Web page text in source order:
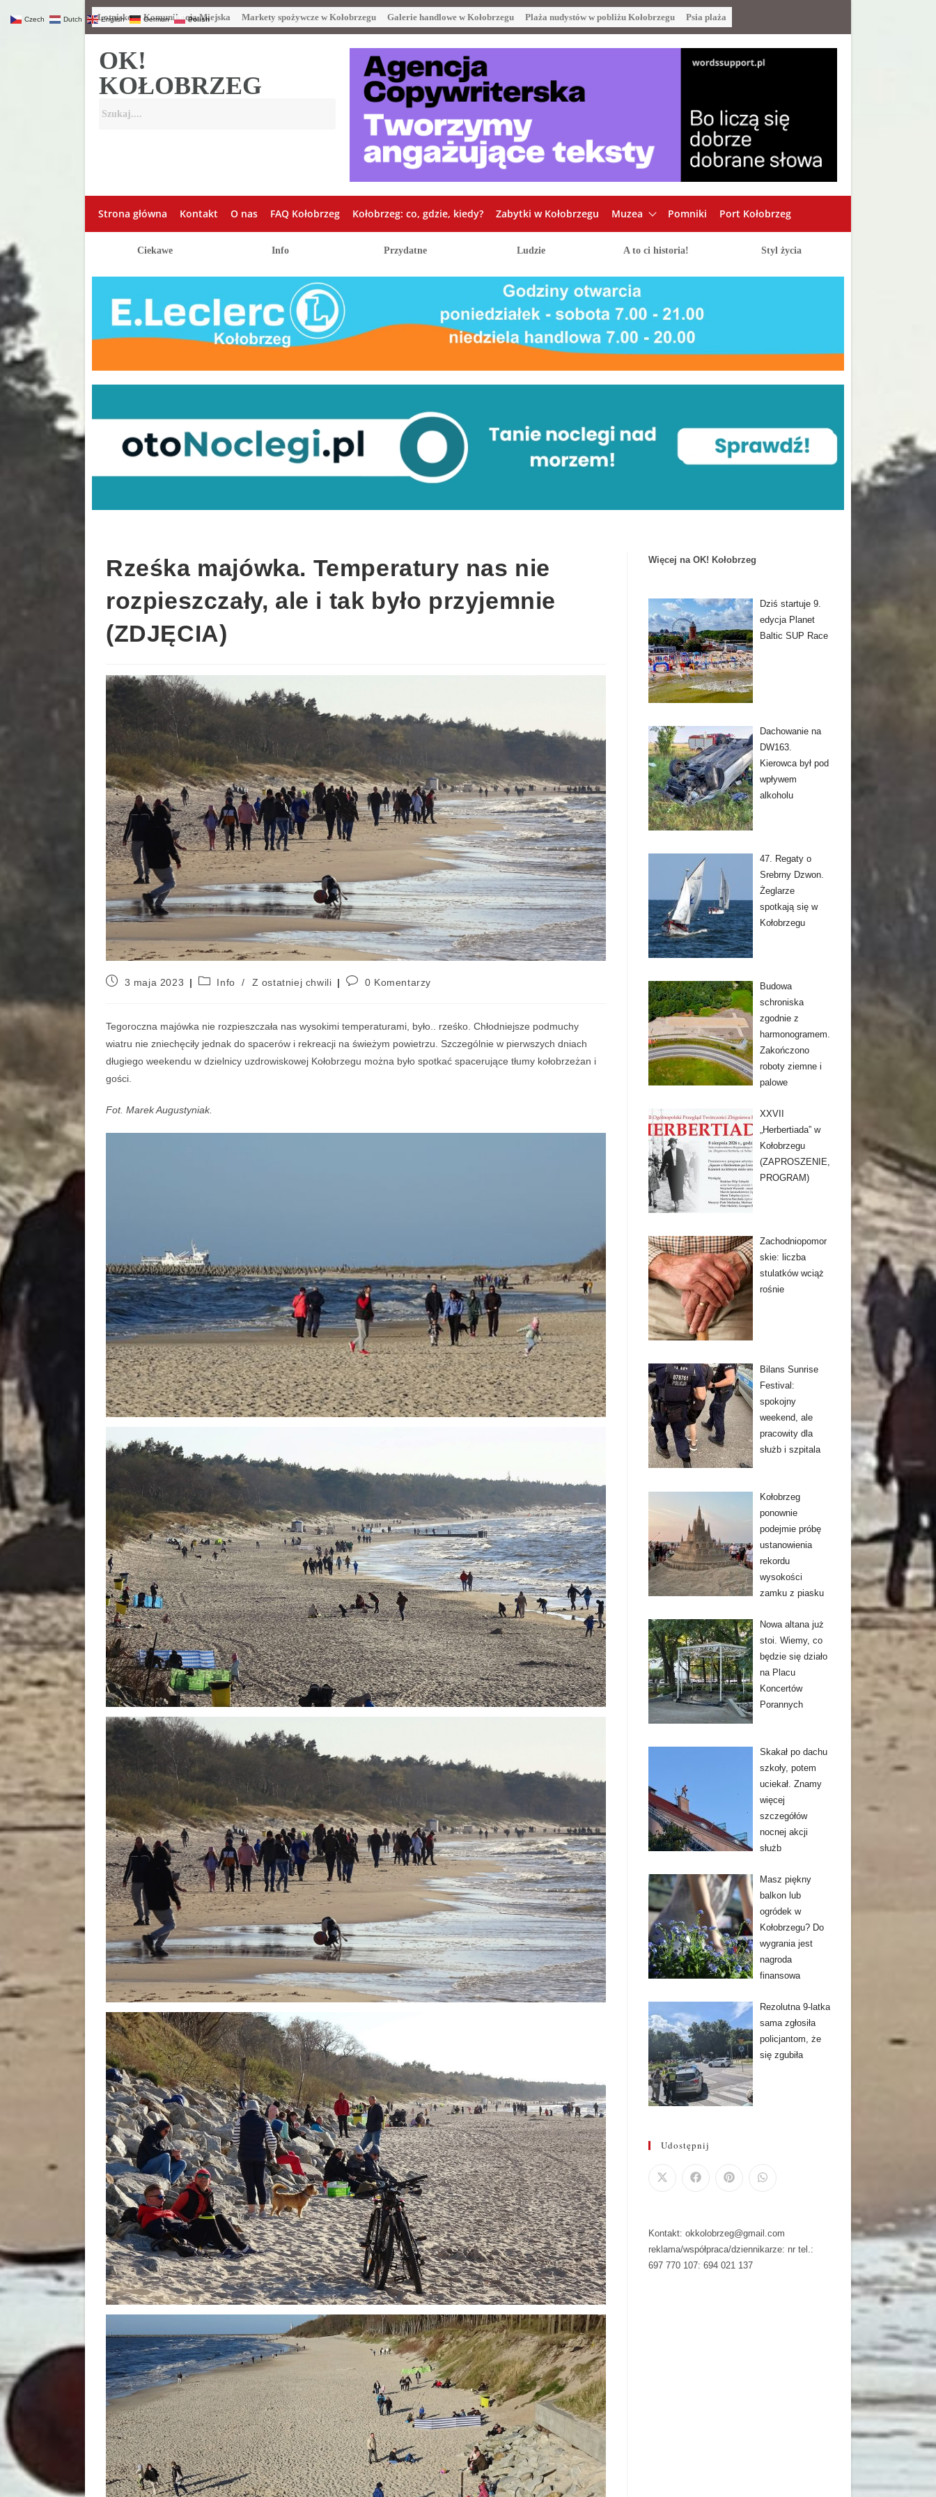
Lotnisko Komunikacja Miejska Markety spożywcze w Kołobrzegu Galerie handlowe w Kołobrzegu Plaża nudystów w pobliżu Kołobrzegu Psia plaża
OK!
KOŁOBRZEG
Strona główna Kontakt O nas FAQ Kołobrzeg Kołobrzeg: co, gdzie, kiedy? Zabytki w Kołobrzegu Muzea Pomniki Port Kołobrzeg
Ciekawe Info Przydatne Ludzie A to ci historia! Styl życia
Rześka majówka. Temperatury nas nie
rozpieszczały, ale i tak było przyjemnie
(ZDJĘCIA)
3 maja 2023 Info / Z ostatniej chwili 0 Komentarzy
Tegoroczna majówka nie rozpieszczała nas wysokimi temperaturami, było.. rześko. Chłodniejsze podmuchy
wiatru nie zniechęciły jednak do spacerów i rekreacji na świeżym powietrzu. Szczególnie w pierwszych dniach
długiego weekendu w dzielnicy uzdrowiskowej Kołobrzegu można było spotkać spacerujące tłumy kołobrzeżan i
gości.
Fot. Marek Augustyniak.
Więcej na OK! Kołobrzeg
Dziś startuje 9.
edycja Planet
Baltic SUP Race
Dachowanie na
DW163.
Kierowca był pod
wpływem
alkoholu
47. Regaty o
Srebrny Dzwon.
Żeglarze
spotkają się w
Kołobrzegu
Budowa
schroniska
zgodnie z
harmonogramem.
Zakończono
roboty ziemne i
palowe
XXVII
„Herbertiada” w
Kołobrzegu
(ZAPROSZENIE,
PROGRAM)
Zachodniopomor
skie: liczba
stulatków wciąż
rośnie
Bilans Sunrise
Festival:
spokojny
weekend, ale
pracowity dla
służb i szpitala
Kołobrzeg
ponownie
podejmie próbę
ustanowienia
rekordu
wysokości
zamku z piasku
Nowa altana już
stoi. Wiemy, co
będzie się działo
na Placu
Koncertów
Porannych
Skakał po dachu
szkoły, potem
uciekał. Znamy
więcej
szczegółów
nocnej akcji
służb
Masz piękny
balkon lub
ogródek w
Kołobrzegu? Do
wygrania jest
nagroda
finansowa
Rezolutna 9-latka
sama zgłosiła
policjantom, że
się zgubiła
Udostępnij
Kontakt: okkolobrzeg@gmail.com
reklama/współpraca/dziennikarze: nr tel.:
697 770 107: 694 021 137
Czech Dutch English German Polish